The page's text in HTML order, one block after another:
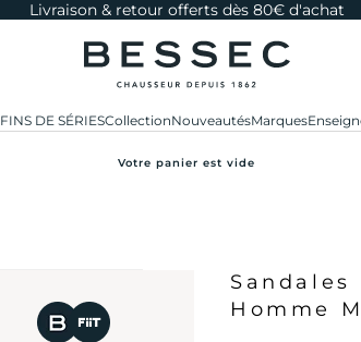
Livraison & retour offerts dès 80€ d'achat
bessec-chaussures
FINS DE SÉRIESCollectionNouveautésMarques
Votre panier est vide
Sandales
Homme